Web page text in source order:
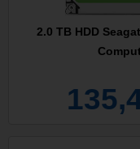
2.0 TB HDD